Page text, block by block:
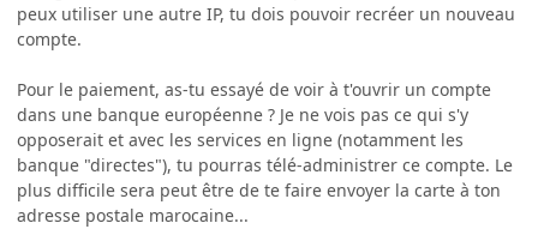
peux utiliser une autre IP, tu dois pouvoir recréer un nouveau
compte.
Pour le paiement, as-tu essayé de voir à t'ouvrir un compte
dans une banque européenne ? Je ne vois pas ce qui s'y
opposerait et avec les services en ligne (notamment les
banque "directes"), tu pourras télé-administrer ce compte. Le
plus difficile sera peut être de te faire envoyer la carte à ton
adresse postale marocaine...